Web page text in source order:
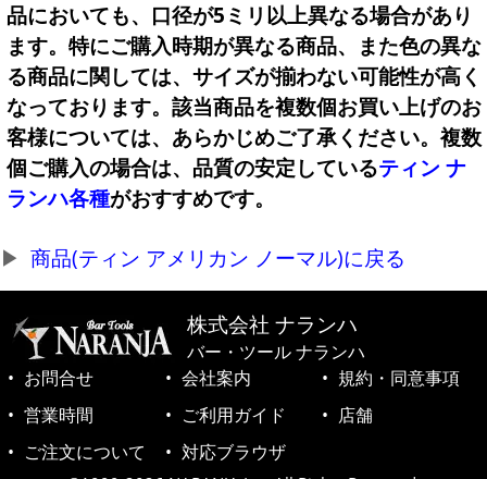
品においても、口径が5ミリ以上異なる場合があり
ます。特にご購入時期が異なる商品、また色の異な
る商品に関しては、サイズが揃わない可能性が高く
なっております。該当商品を複数個お買い上げのお
客様については、あらかじめご了承ください。複数
個ご購入の場合は、品質の安定しているティン ナ
ランハ各種がおすすめです。
商品(ティン アメリカン ノーマル)に戻る
株式会社 ナランハ
バー・ツール ナランハ
お問合せ
会社案内
規約・同意事項
営業時間
ご利用ガイド
店舗
ご注文について
対応ブラウザ